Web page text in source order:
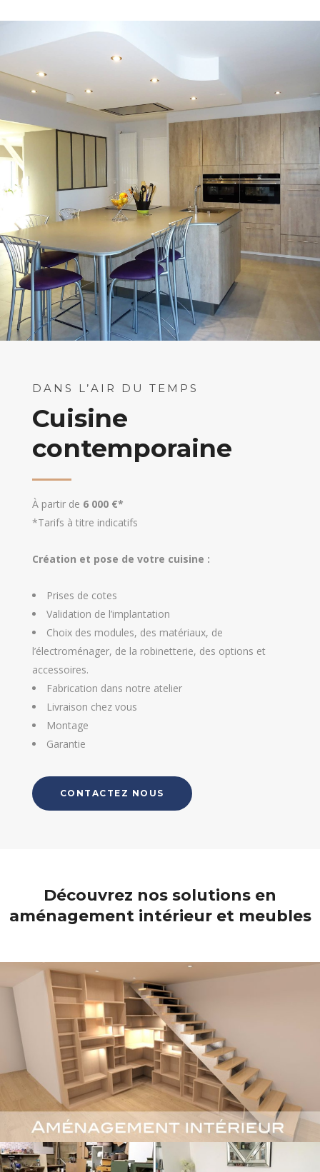
DANS L’AIR DU TEMPS
Cuisine
contemporaine
À partir de 6 000 €*
*Tarifs à titre indicatifs
Création et pose de votre cuisine :
Prises de cotes
Validation de l’implantation
Choix des modules, des matériaux, de
l’électroménager, de la robinetterie, des options et
accessoires.
Fabrication dans notre atelier
Livraison chez vous
Montage
Garantie
CONTACTEZ NOUS
Découvrez nos solutions en
aménagement intérieur et meubles